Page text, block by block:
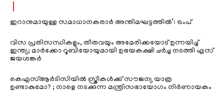
ഇറാനുമായുള്ള സമാധാനകരാർ അന്തിമഘട്ടത്തിൽ‌’: ട്രംപ്
വിസ പ്രതിസന്ധികളും, തീരുവയും അമേരിക്കയോട് ഉന്നയിച്ച്
ഇന്ത്യ; മാർക്കോ റൂബിയോയുമായി ഉഭയകക്ഷി ചർച്ച നടത്തി എസ്
ജയശങ്കർ
കെഎസ്ആർടിസിയിൽ സ്ത്രീകൾക്ക് സൗജന്യ യാത്ര
ഉണ്ടാകുമോ? ; നാളെ നടക്കുന്ന മന്ത്രിസഭായോഗം നിർണായകം